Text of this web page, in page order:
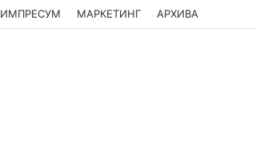
ИМПРЕСУМ МАРКЕТИНГ АРХИВА